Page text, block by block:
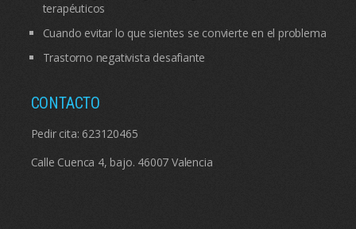
terapéuticos
Cuando evitar lo que sientes se convierte en el problema
Trastorno negativista desafiante
CONTACTO
Pedir cita: 623120465
Calle Cuenca 4, bajo. 46007 Valencia